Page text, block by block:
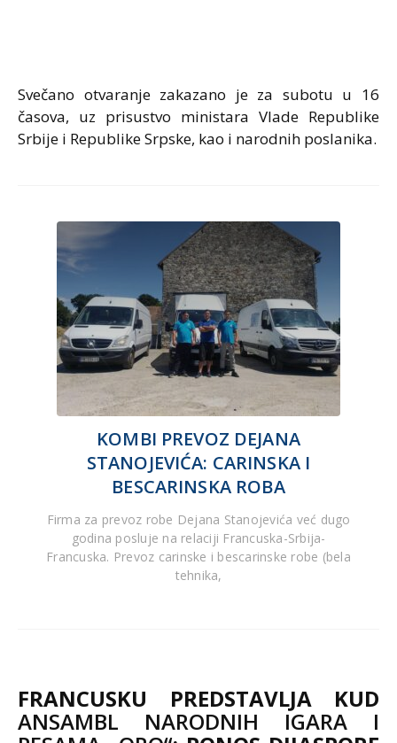
Svečano otvaranje zakazano je za subotu u 16
časova, uz prisustvo ministara Vlade Republike
Srbije i Republike Srpske, kao i narodnih poslanika.
KOMBI PREVOZ DEJANA
STANOJEVIĆA: CARINSKA I
BESCARINSKA ROBA
Firma za prevoz robe Dejana Stanojevića već dugo
godina posluje na relaciji Francuska-Srbija-
Francuska. Prevoz carinske i bescarinske robe (bela
tehnika,
FRANCUSKU PREDSTAVLJA KUD
ANSAMBL NARODNIH IGARA I